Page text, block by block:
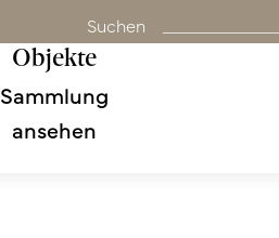
Suchen
Objekte
Sammlung
ansehen